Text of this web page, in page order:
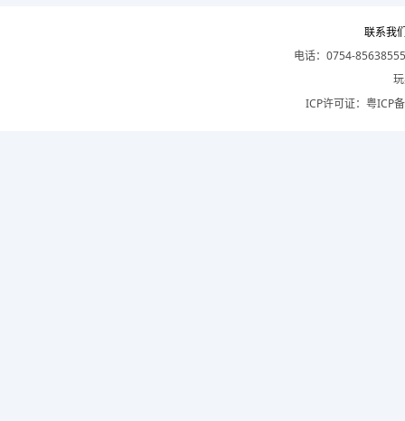
联系我
电话：0754-
ICP许可证： 粤ICP